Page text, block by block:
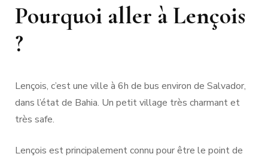
Pourquoi aller à Lençois
?
Lençois, c’est une ville à 6h de bus environ de Salvador,
dans l’état de Bahia. Un petit village très charmant et
très safe.
Lençois est principalement connu pour être le point de